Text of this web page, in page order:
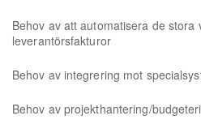
Behov av att automatisera de stora
leverantörsfakturor
Behov av integrering mot
Behov av projekthantering/